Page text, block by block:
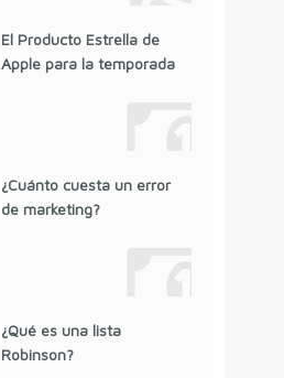
El Producto Estrella de
Apple para la temporada
¿Cuánto cuesta un error
de marketing?
¿Qué es una lista
Robinson?